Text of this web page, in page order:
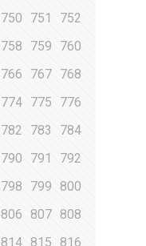
750 751
752
758 759
760
766 767 768
774 775
776
782 783
784
790 791
792
798 799
800
806 807 808
814 815
816